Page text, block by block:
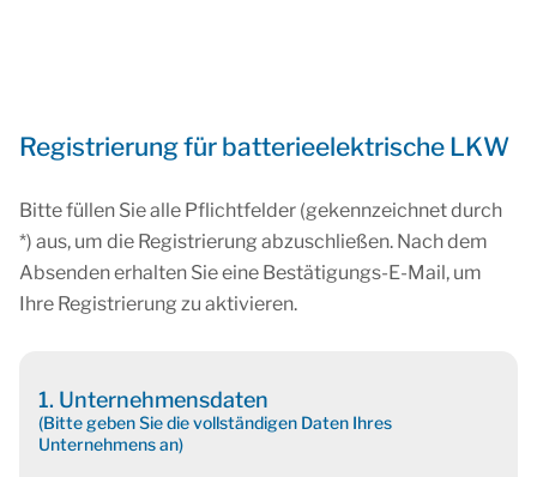
Registrierung für batterieelektrische LKW
Bitte füllen Sie alle Pflichtfelder (gekennzeichnet durch
*) aus, um die Registrierung abzuschließen. Nach dem
Absenden erhalten Sie eine Bestätigungs-E-Mail, um
Ihre Registrierung zu aktivieren.
1. Unternehmensdaten
(Bitte geben Sie die vollständigen Daten Ihres
Unternehmens an)